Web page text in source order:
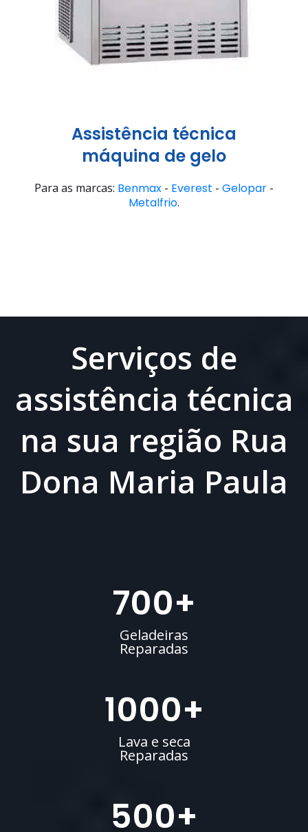
Assistência técnica
máquina de gelo
Para as marcas: Benmax - Everest - Gelopar -
Metalfrio.
Serviços de
assistência técnica
na sua região Rua
Dona Maria Paula
700+
Geladeiras
Reparadas
1000+
Lava e seca
Reparadas
500+